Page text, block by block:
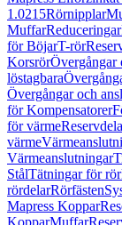
1.0215Rörnipplar
MuffarReduceringar
för BöjarT-rör
KorsrörÖvergångar
löstagbara
Övergångar och
för Kompensatorer
för värme
värme
Värmeanslutningar
StålTätningar för
rördelarRörfästen
Mapress Koppar
KopparMuffar